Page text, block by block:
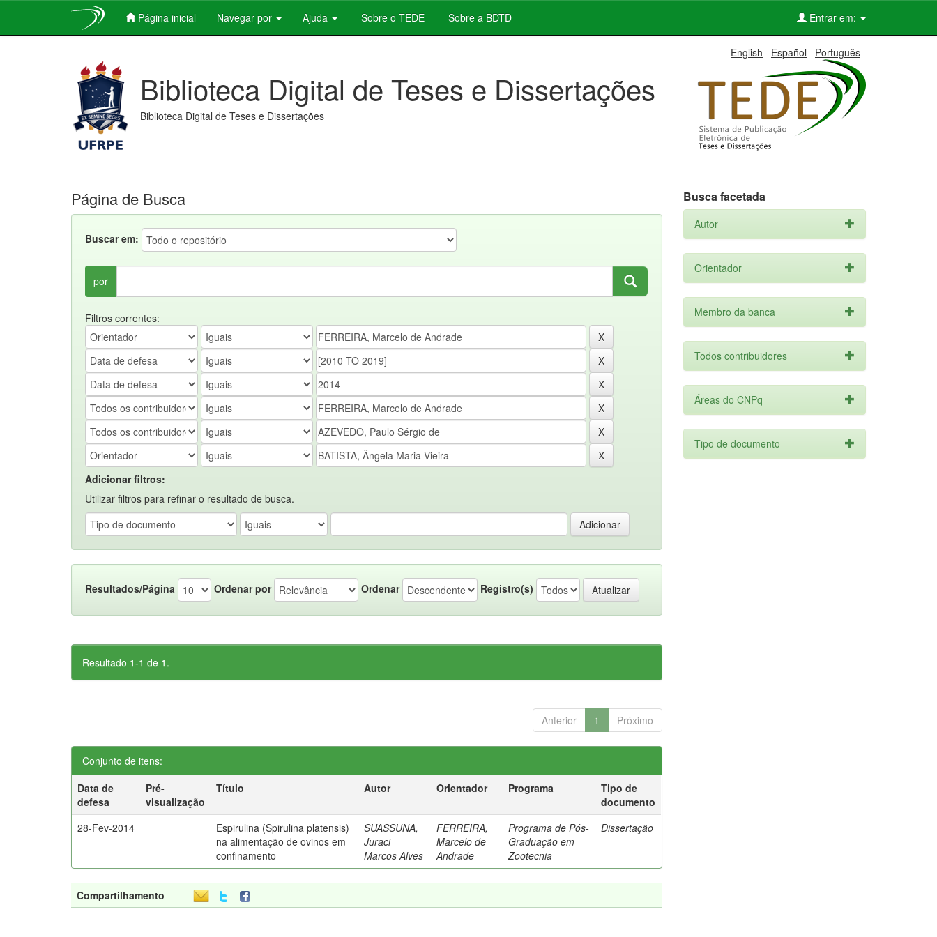
Página inicial Navegar por Ajuda Sobre o TEDE Sobre a BDTD Entrar em:
English Español Português
Biblioteca Digital de Teses e Dissertações
Biblioteca Digital de Teses e Dissertações
Página de Busca
Buscar em:
por
Filtros correntes:
Adicionar filtros:
Utilizar filtros para refinar o resultado de busca.
Resultados/Página Ordenar por Ordenar Registro(s)
Resultado 1-1 de 1.
Anterior 1 Próximo
Conjunto de itens:
Data de
defesa
Pré-
visualização
Título Autor Orientador Programa
Tipo de
documento
28-Fev-2014
Espirulina (Spirulina platensis)
na alimentação de ovinos em
confinamento
SUASSUNA,
Juraci
Marcos Alves
FERREIRA,
Marcelo de
Andrade
Programa de Pós-
Graduação em
Zootecnia
Dissertação
Compartilhamento
Busca facetada
Autor
Orientador
Membro da banca
Todos contribuidores
Áreas do CNPq
Tipo de documento